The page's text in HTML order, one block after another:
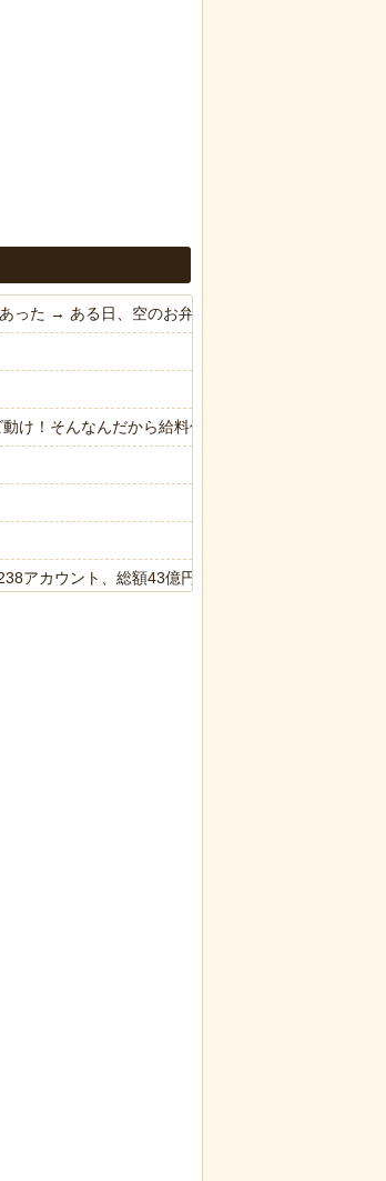
った → ある日、空のお弁当箱を取る為に旦那の鞄
け！そんなんだから給料低いんだろうな！」→ す
アカウント、総額43億円超「注文したことで欲求
先を行っていたと話題に